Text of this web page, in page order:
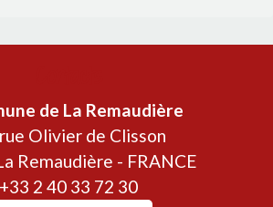
de La Remaudière
Olivier de Clisson
Remaudière - FRANCE
+33 2 40 33 72 30